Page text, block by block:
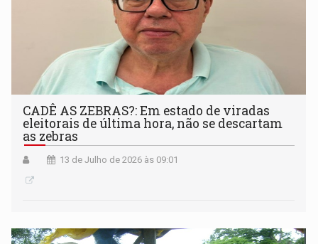
CADÊ AS ZEBRAS?: Em estado de viradas
eleitorais de última hora, não se descartam
as zebras
13 de Julho de 2026 às 09:01